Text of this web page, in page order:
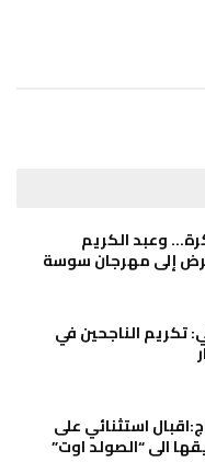
وعبد الكريم
إلى مهرجان سوسة
تكريم الناجحين في
استثنائي على
الى “الصولد اوت”